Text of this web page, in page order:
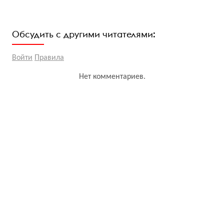
Обсудить с другими читателями:
Войти Правила
Нет комментариев.